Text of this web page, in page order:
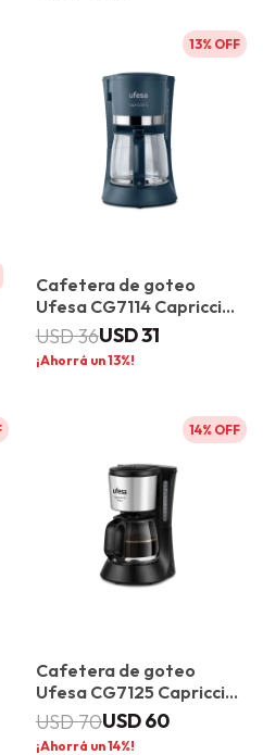
13
Cafetera de goteo
Ufesa CG7114 Capriccio
6 Compacta
USD31
USD36
13
14
Cafetera de goteo
Ufesa CG7125 Capriccio
12 DeluxUSD60
USD70
14